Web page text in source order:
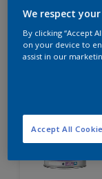
Rubbol BL
We respect
By clicking “Accept
on your device to
assist in our
Accept All